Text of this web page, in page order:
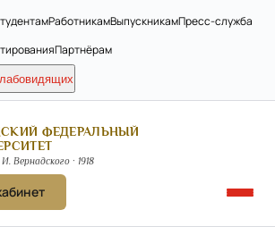
РаботникамВыпускникамПресс-служба
Партнёрам
ФЕДЕРАЛЬНЫЙ
Вернадского · 1918